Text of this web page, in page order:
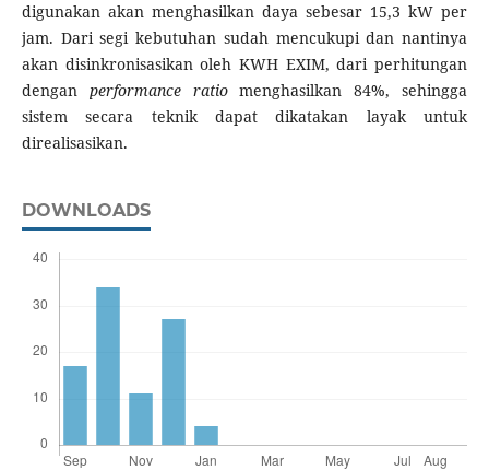
digunakan akan menghasilkan daya sebesar 15,3 kW per
jam. Dari segi kebutuhan sudah mencukupi dan nantinya
akan disinkronisasikan oleh KWH EXIM, dari perhitungan
dengan performance ratiomenghasilkan 84%, sehingga
sistem secara teknik dapat dikatakan layak untuk
direalisasikan.
DOWNLOADS